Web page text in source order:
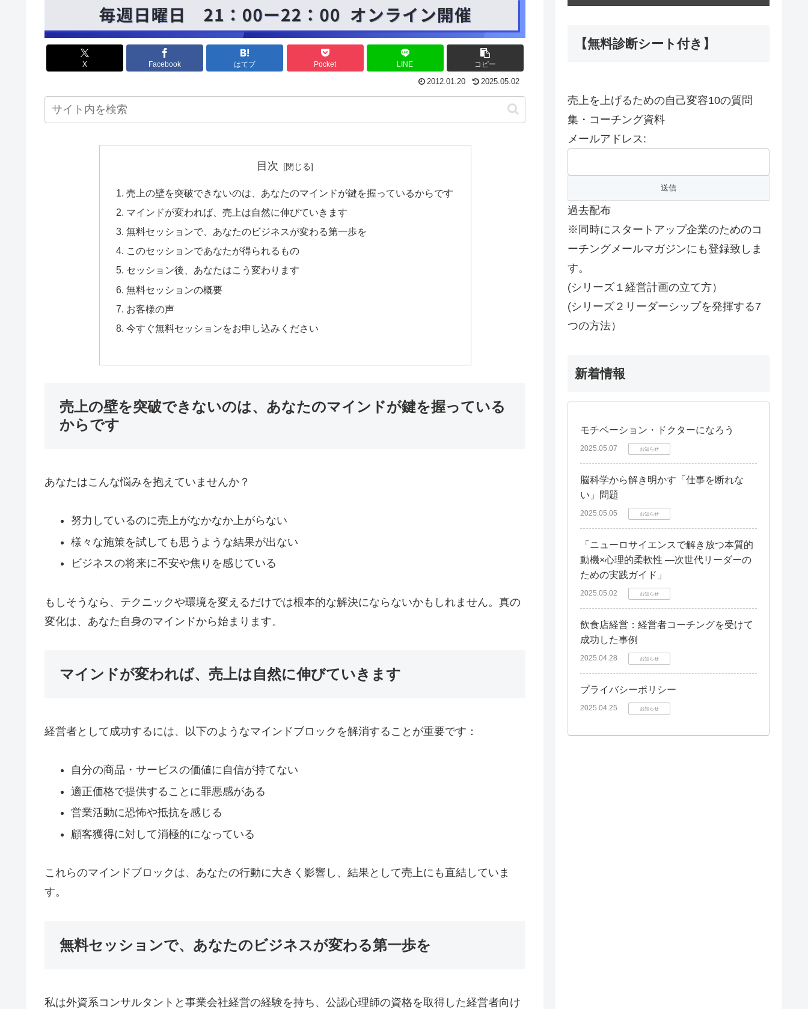
X Facebook はてブ Pocket LINE コピー
2012.01.20 2025.05.02
目次
売上の壁を突破できないのは、あなたのマインドが鍵を握っているからです
マインドが変われば、売上は自然に伸びていきます
無料セッションで、あなたのビジネスが変わる第一歩を
このセッションであなたが得られるもの
セッション後、あなたはこう変わります
無料セッションの概要
お客様の声
今すぐ無料セッションをお申し込みください
売上の壁を突破できないのは、あなたのマインドが鍵を握っている
からです
あなたはこんな悩みを抱えていませんか？
努力しているのに売上がなかなか上がらない
様々な施策を試しても思うような結果が出ない
ビジネスの将来に不安や焦りを感じている
もしそうなら、テクニックや環境を変えるだけでは根本的な解決にならないかもしれません。真の
変化は、あなた自身のマインドから始まります。
マインドが変われば、売上は自然に伸びていきます
経営者として成功するには、以下のようなマインドブロックを解消することが重要です：
自分の商品・サービスの価値に自信が持てない
適正価格で提供することに罪悪感がある
営業活動に恐怖や抵抗を感じる
顧客獲得に対して消極的になっている
これらのマインドブロックは、あなたの行動に大きく影響し、結果として売上にも直結していま
す。
無料セッションで、あなたのビジネスが変わる第一歩を
私は外資系コンサルタントと事業会社経営の経験を持ち、公認心理師の資格を取得した経営者向け
【無料診断シート付き】
売上を上げるための自己変容10の質問
集・コーチング資料
メールアドレス:
過去配布
※同時にスタートアップ企業のためのコ
ーチングメールマガジンにも登録致しま
す。
(シリーズ１経営計画の立て方）
(シリーズ２リーダーシップを発揮する7
つの方法）
新着情報
モチベーション・ドクターになろう
2025.05.07 お知らせ
脳科学から解き明かす「仕事を断れな
い」問題
2025.05.05 お知らせ
「ニューロサイエンスで解き放つ本質的
動機×心理的柔軟性 —次世代リーダーの
ための実践ガイド」
2025.05.02 お知らせ
飲食店経営：経営者コーチングを受けて
成功した事例
2025.04.28 お知らせ
プライバシーポリシー
2025.04.25 お知らせ